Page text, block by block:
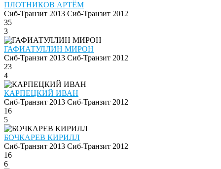
ПЛОТНИКОВ АРТЁМ
Сиб-Транзит 2013 Сиб-Транзит 2012
35
3
ГАФИАТУЛЛИН МИРОН
Сиб-Транзит 2013 Сиб-Транзит 2012
23
4
КАРПЕЦКИЙ ИВАН
Сиб-Транзит 2013 Сиб-Транзит 2012
16
5
БОЧКАРЕВ КИРИЛЛ
Сиб-Транзит 2013 Сиб-Транзит 2012
16
6